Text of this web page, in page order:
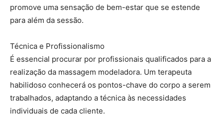
promove uma sensação de bem-estar que se estende
para além da sessão.
Técnica e Profissionalismo
É essencial procurar por profissionais qualificados para a
realização da massagem modeladora. Um terapeuta
habilidoso conhecerá os pontos-chave do corpo a serem
trabalhados, adaptando a técnica às necessidades
individuais de cada cliente.